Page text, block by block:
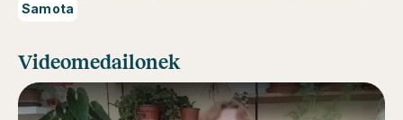
Samota
Videomedailonek